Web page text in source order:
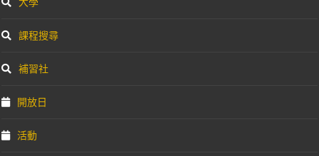
課程搜尋
補習社
開放日
活動